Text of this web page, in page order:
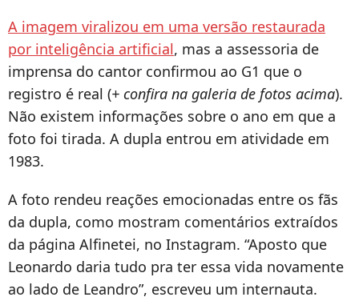
A imagem viralizou em uma versão restaurada
por inteligência artificial, mas a assessoria de
imprensa do cantor confirmou ao G1 que o
registro é real (+ confira na galeria de fotos acima).
Não existem informações sobre o ano em que a
foto foi tirada. A dupla entrou em atividade em
1983.
A foto rendeu reações emocionadas entre os fãs
da dupla, como mostram comentários extraídos
da página Alfinetei, no Instagram. “Aposto que
Leonardo daria tudo pra ter essa vida novamente
ao lado de Leandro”, escreveu um internauta.